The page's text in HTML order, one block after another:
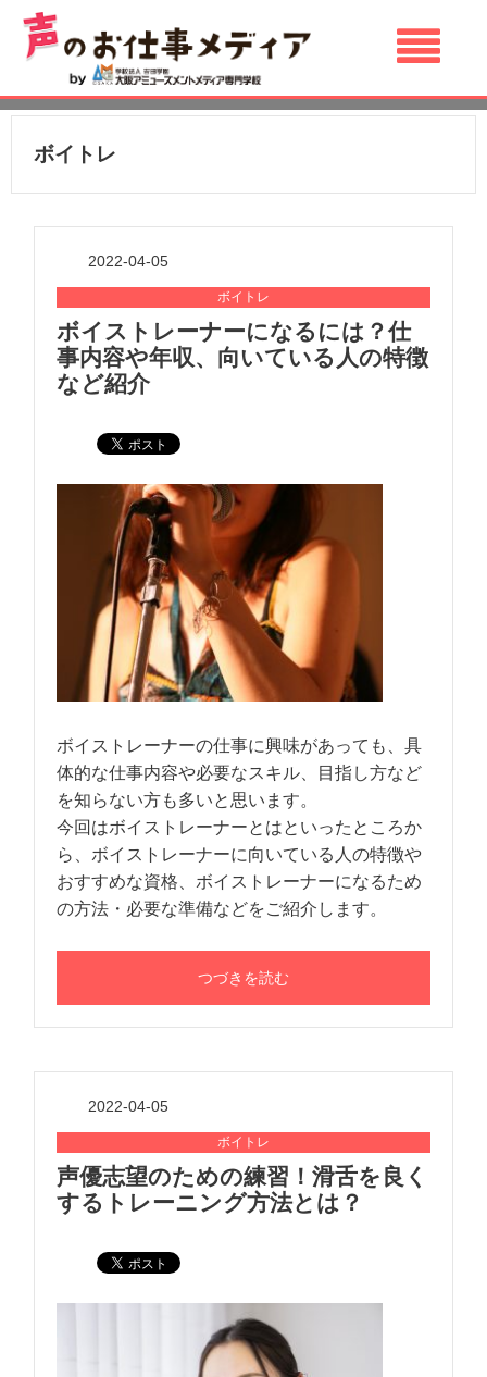
ボイトレ
2022-04-05
ボイトレ
ボイストレーナーになるには？仕
事内容や年収、向いている人の特徴
など紹介
ボイストレーナーの仕事に興味があっても、具
体的な仕事内容や必要なスキル、目指し方など
を知らない方も多いと思います。
今回はボイストレーナーとはといったところか
ら、ボイストレーナーに向いている人の特徴や
おすすめな資格、ボイストレーナーになるため
の方法・必要な準備などをご紹介します。
つづきを読む
2022-04-05
ボイトレ
声優志望のための練習！滑舌を良く
するトレーニング方法とは？